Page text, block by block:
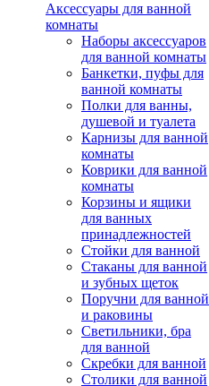
Аксессуары для ванной
комнаты
Наборы аксессуаров
для ванной комнаты
Банкетки, пуфы для
ванной комнаты
Полки для ванны,
душевой и туалета
Карнизы для ванной
комнаты
Коврики для ванной
комнаты
Корзины и ящики
для ванных
принадлежностей
Стойки для ванной
Стаканы для ванной
и зубных щеток
Поручни для ванной
и раковины
Светильники, бра
для ванной
Скребки для ванной
Столики для ванной